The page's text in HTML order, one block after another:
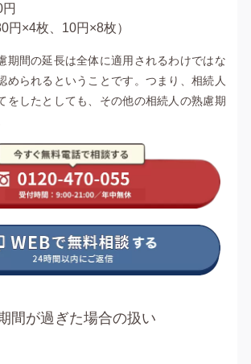
円×4枚、10円×8枚）
期間の延長は全体に適用されるわけではな
められるということです。つまり、相続人
をしたとしても、その他の相続人の熟慮期
間が過ぎた場合の扱い